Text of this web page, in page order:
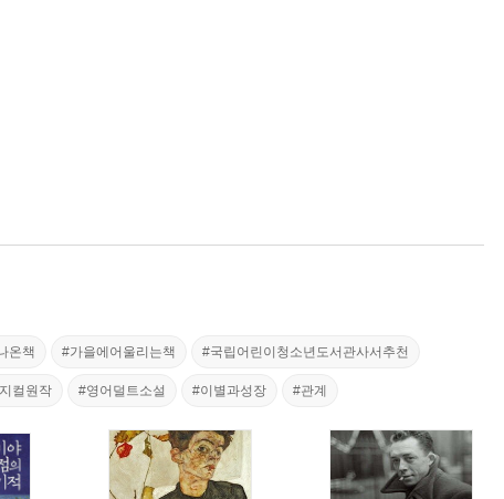
온책 #가을에어울리는책 #국립어린이청소년도서관사서추천
컬원작 #영어덜트소설 #이별과성장 #관계